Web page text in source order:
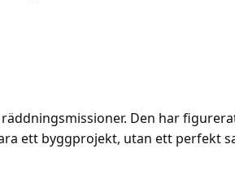
Den har
ett byggprojekt, utan ett perfekt